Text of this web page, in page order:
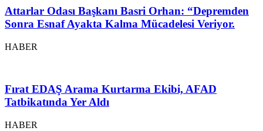
Attarlar Odası Başkanı Basri Orhan: “Depremden
Sonra Esnaf Ayakta Kalma Mücadelesi Veriyor.
HABER
Fırat EDAŞ Arama Kurtarma Ekibi, AFAD
Tatbikatında Yer Aldı
HABER